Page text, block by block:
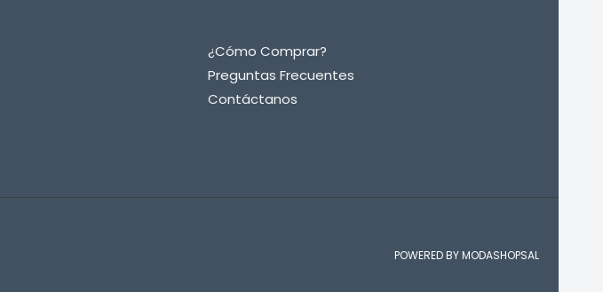
¿Cómo Comprar?
Preguntas Frecuentes
Contáctanos
POWERED BY MODASHOPSAL